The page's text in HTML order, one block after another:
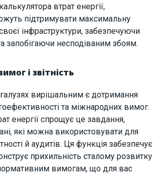
втрат енергії,
підтримувати максимальну
інфраструктури, забезпечуючи
запобігаючи несподіваним збоям.
і звітність
вирішальним є дотримання
та міжнародних вимог.
енергії спрощує це завдання,
які можна використовувати для
й аудитів. Ця функція забезпечує
прихильність сталому розвитку
нормативним вимогам, що для вас